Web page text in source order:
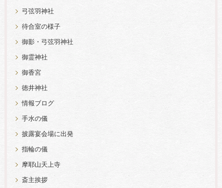
弓弦羽神社
待合室の様子
御影・弓弦羽神社
御霊神社
御香宮
徳井神社
情報ブログ
手水の儀
披露宴会場に出発
指輪の儀
摩耶山天上寺
斎主挨拶